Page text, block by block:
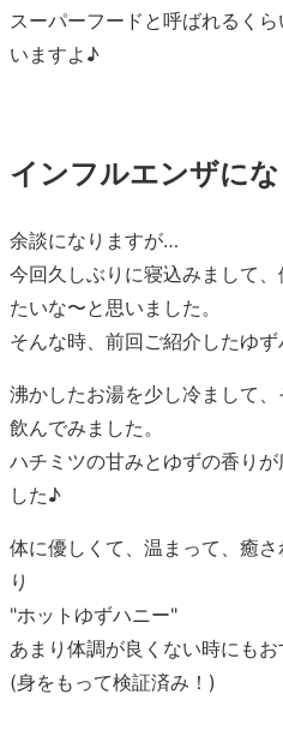
スーパーフードと呼ばれるく
いますよ♪
インフルエンザにな
余談になりますが…
今回久しぶりに寝込みまして
たいな〜と思いました。
そんな時、前回ご紹介したゆず
沸かしたお湯を少し冷まして
飲んでみました。
ハチミツの甘みとゆずの香り
した♪
体に優しくて、温まって、癒
り
"ホットゆずハニー"
あまり体調が良くない時にも
(身をもって検証済み！)